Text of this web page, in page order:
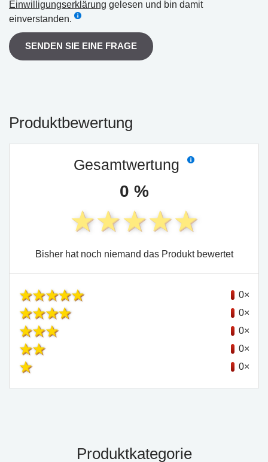
Einwilligungserklärung gelesen und bin damit
einverstanden.
SENDEN SIE EINE FRAGE
Produktbewertung
Gesamtwertung
0 %
Bisher hat noch niemand das Produkt bewertet
0×
0×
0×
0×
0×
Produktkategorie